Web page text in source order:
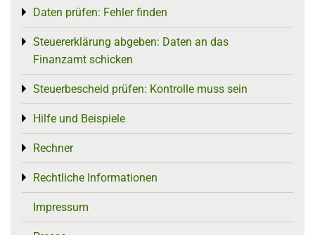
Daten prüfen: Fehler finden
Toggle menu
Steuererklärung abgeben: Daten an das
Finanzamt schicken
Toggle menu
Steuerbescheid prüfen: Kontrolle muss sein
Toggle menu
Hilfe und Beispiele
Toggle menu
Rechner
Toggle menu
Rechtliche Informationen
Toggle menu
Impressum